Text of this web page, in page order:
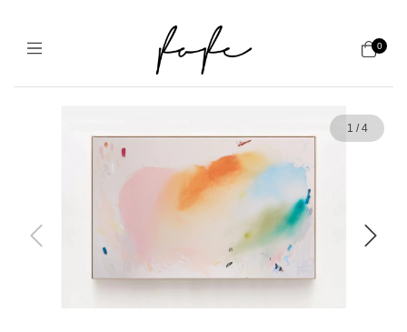
0
1 /4